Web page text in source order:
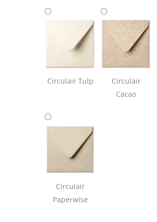
Circulair Tulp
Circulair
Cacao
Circulair
Paperwise